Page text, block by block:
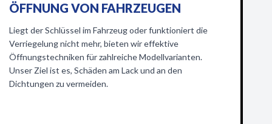
ÖFFNUNG VON FAHRZEUGEN
Liegt der Schlüssel im Fahrzeug oder funktioniert die
Verriegelung nicht mehr, bieten wir effektive
Öffnungstechniken für zahlreiche Modellvarianten.
Unser Ziel ist es, Schäden am Lack und an den
Dichtungen zu vermeiden.